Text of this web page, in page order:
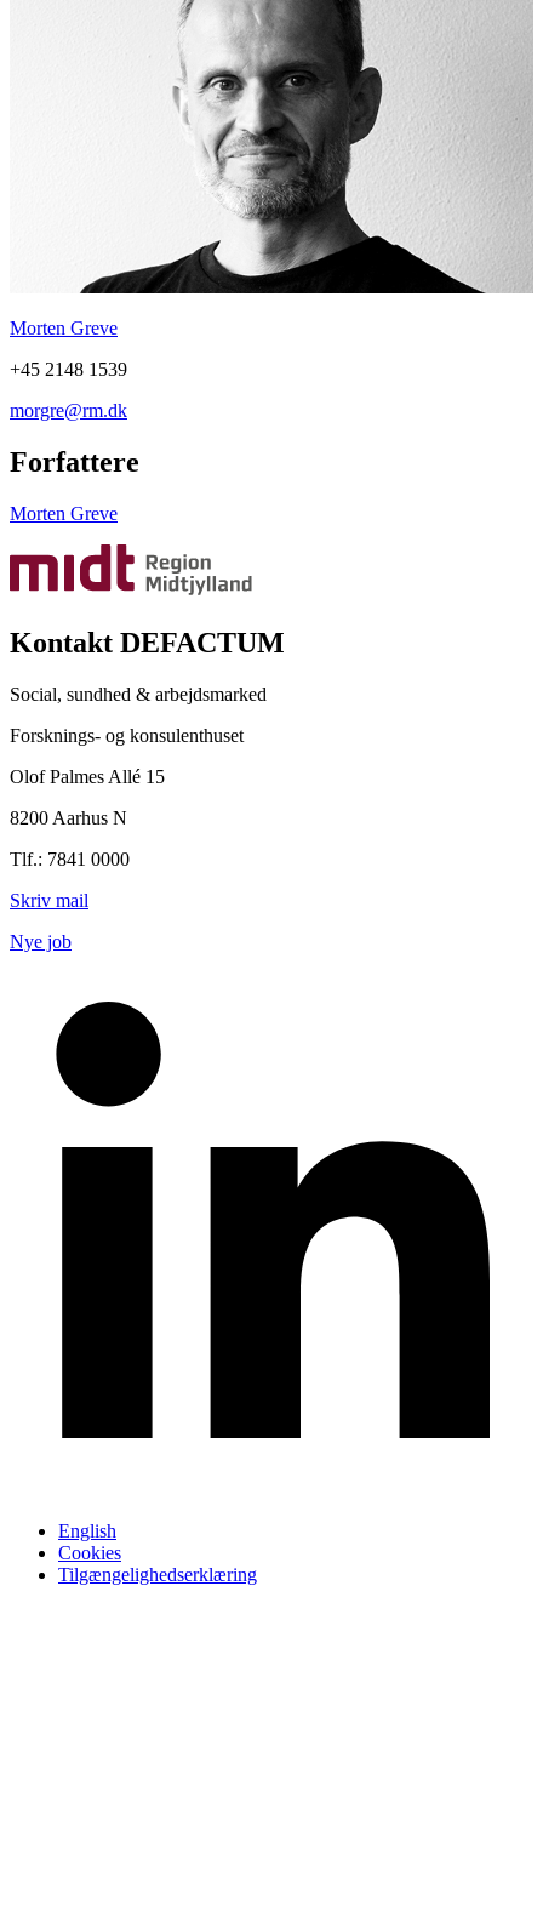
Morten Greve
+45 2148 1539
morgre@rm.dk
Forfattere
Morten Greve
Kontakt DEFACTUM
Social, sundhed & arbejdsmarked
Forsknings- og konsulenthuset
Olof Palmes Allé 15
8200 Aarhus N
Tlf.: 7841 0000
Skriv mail
Nye job
English
Cookies
Tilgængelighedserklæring